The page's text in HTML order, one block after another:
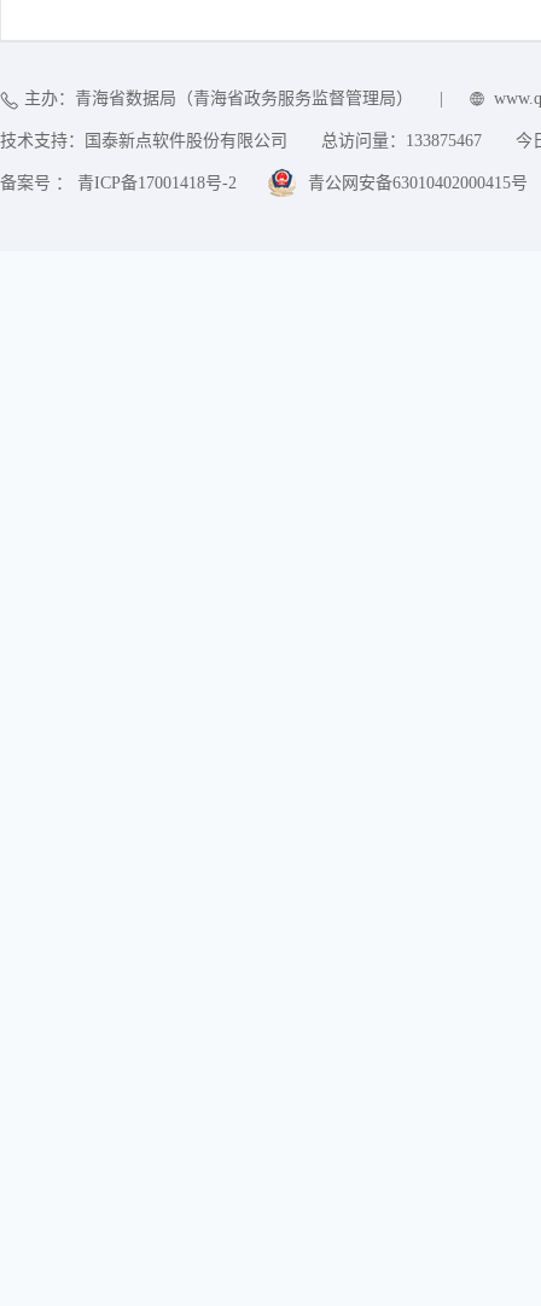
主办：青海省数据局（青海省政务服务监督管理局）
技术支持：国泰新点软件股份有限公司 总访问量： 133875467 今
备案号 ： 青ICP备17001418号-2 青公网安备63010402000415号